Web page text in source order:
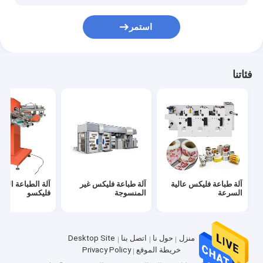
آلة الترجيع الحز استمر
فئاتنا
آلة طباعة فليكس عالية
السرعة
آلة طباعة فليكس غير
المنسوجة
آلة الطباعة
فليكسو
منزل حول نا اتصل بنا
Desktop Site
خريطة الموقع
Privacy Policy